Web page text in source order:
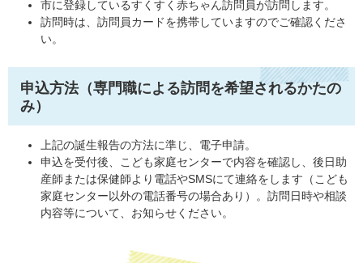
市に登録しているすくすく赤ちゃん訪問員が訪問します。
訪問時は、訪問員カードを携帯していますのでご確認くださ
い。
申込方法（専門職による訪問を希望されるかたの
み）
上記の誕生報告の方法に準じ、電子申請。
申込を受付後、こども家庭センターで内容を確認し、後日助
産師または保健師より電話やSMSにて連絡をします（こども
家庭センター以外の電話番号の場合あり）。訪問日時や相談
内容等について、お知らせください。